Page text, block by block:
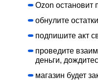
Ozon остановит
обнулите
подпишите акт
проведите
деньги,
магазин будет